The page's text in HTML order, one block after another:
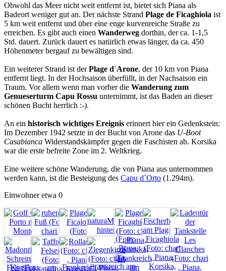
Obwohl das Meer nicht weit entfernt ist, bietet sich Piana als
Badeort weniger gut an. Der nächste Strand Plage de Ficaghiola ist
5 km weit entfernt und über eine enge kurvenreiche Straße zu
erreichen. Es gibt auch einen Wanderweg dorthin, der ca. 1-1,5
Std. dauert. Zurück dauert es natürlich etwas länger, da ca. 450
Höhenmeter bergauf zu bewältigen sind.
Ein weiterer Strand ist derPlage d´Arone, der 10 km von Piana
entfernt liegt. In der Hochsaison überfüllt, in der Nachsaison ein
Traum. Vor allem wenn man vorher die Wanderung zum
Genueserturm Capu Rossu unternimmt, ist das Baden an dieser
schönen Bucht herrlich :-).
An ein historisch wichtiges Ereignis erinnert hier ein Gedenkstein:
Im Dezember 1942 setzte in der Bucht von Arone das U-Boot
Casabianca Widerstandskämpfer gegen die Faschisten ab. Korsika
war die erste befreite Zone im 2. Weltkrieg.
Eine weitere schöne Wanderung, die von Piana aus unternommen
werden kann, ist die Besteigung des Capu d´Orto (1.294m).
Einwohner etwa 0